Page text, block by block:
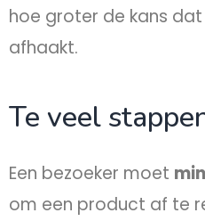
hoe groter de kans
afhaakt.
Te veel
Een bezoeker moet
om een product af te